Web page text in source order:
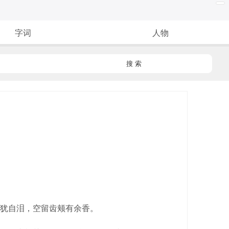
字词 人物
搜 索
泪，空留齿颊有余香。